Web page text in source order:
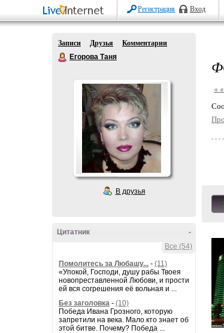
Регистрация Вход
Записи Друзья
Комментарии
Егорова Таня
В друзья
-
Цитатник
Все (54)
Помолитесь за Любашу... - (11)
«Упокой, Господи, душу рабы Твоея
новопреставленной Любови, и прости
ей вся согрешения её вольная и ...
Без заголовка - (10)
Победа Ивана Грозного, которую
запретили на века. Мало кто знает об
этой битве. Почему? Победа ...
+